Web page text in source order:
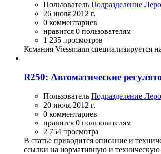
Пользователь Подразделение
26 июля 2012 г.
0 комментариев
нравится 0 пользователям
1 235 просмотров
Комания Viessmann специализируется
R250: Автоматические
Пользователь Подразделение
20 июля 2012 г.
0 комментариев
нравится 0 пользователям
2 754 просмотра
В статье приводится описание и
ссылки на нормативную и